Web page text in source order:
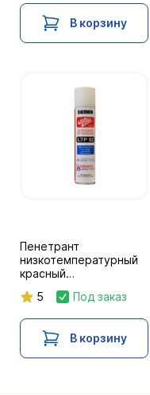
В корзину
Пенетрант
низкотемпературный
красный
LPT82, 250 мл
5 Под заказ
В корзину